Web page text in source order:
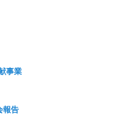
事業
報告